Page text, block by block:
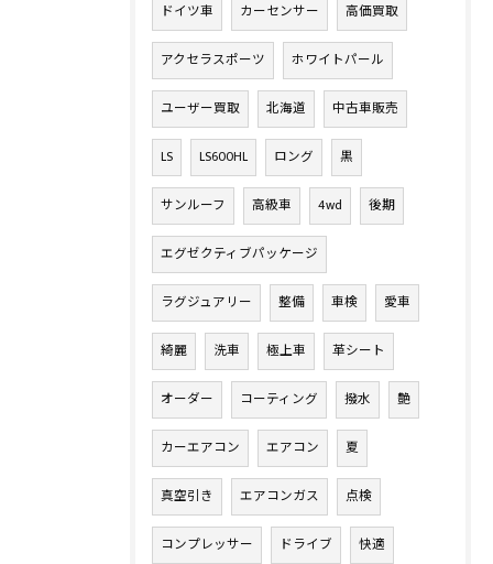
ドイツ車 カーセンサー 高価買取
アクセラスポーツ ホワイトパール
ユーザー買取 北海道 中古車販売
LS LS600HL ロング 黒
サンルーフ 高級車 4wd 後期
エグゼクティブパッケージ
ラグジュアリー 整備 車検 愛車
綺麗 洗車 極上車 革シート
オーダー コーティング 撥水 艶
カーエアコン エアコン 夏
真空引き エアコンガス 点検
コンプレッサー ドライブ 快適